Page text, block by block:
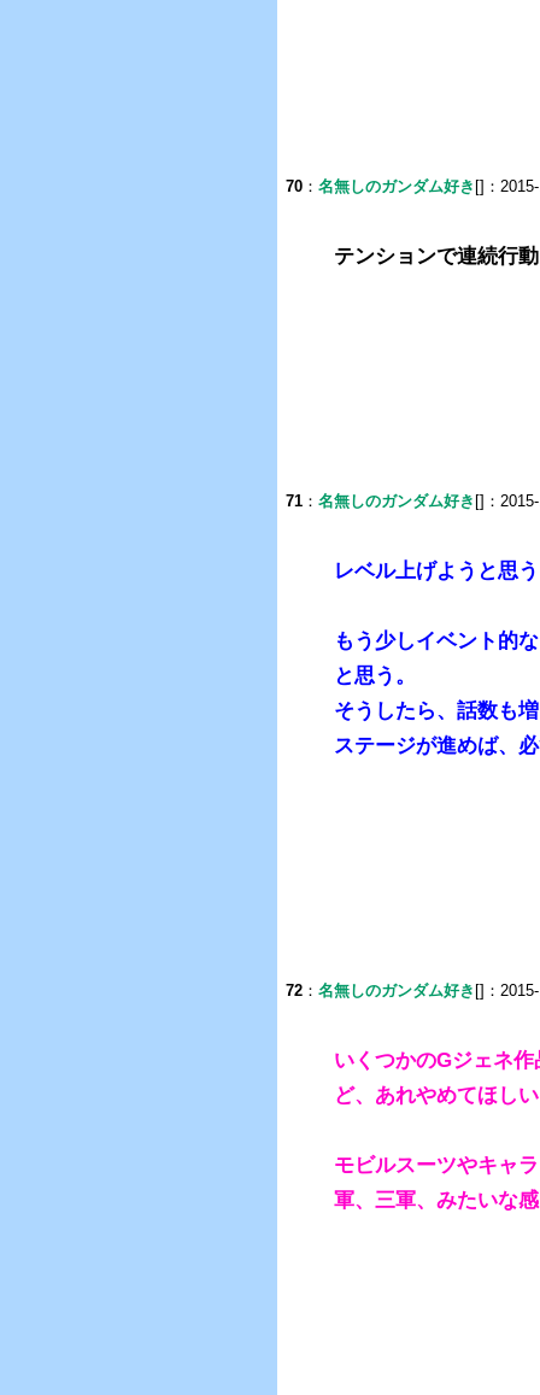
70 ： 名無しのガンダム好き []：
テンションで連続行
71 ： 名無しのガンダム好き []：
レベル上げようと思
もう少しイベント的
と思う。
そうしたら、話数も
ステージが進めば、
72 ： 名無しのガンダム好き []：
いくつかのGジェネ
ど、あれやめてほし
モビルスーツやキャ
軍、三軍、みたいな